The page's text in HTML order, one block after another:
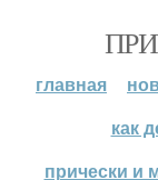
главная
как
прически и